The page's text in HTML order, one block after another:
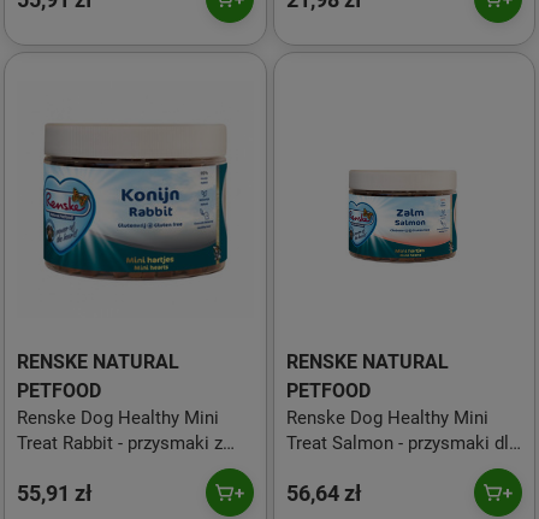
RENSKE NATURAL
PETFOOD
Renske Dog Healthy Mini
Treat Rabbit - przysmaki z
55,91 zł
RENSKE NATURAL
PETFOOD
Renske Dog Healthy Mini
Treat Salmon - przysmaki dla
małego psa z łososia (300g)
56,64 zł